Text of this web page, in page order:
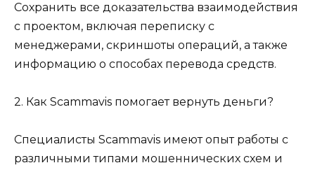
Сохранить все доказательства взаимодействия
с проектом, включая переписку с
менеджерами, скриншоты операций, а также
информацию о способах перевода средств.
2. Как Scammavis помогает вернуть деньги?
Специалисты Scammavis имеют опыт работы с
различными типами мошеннических схем и